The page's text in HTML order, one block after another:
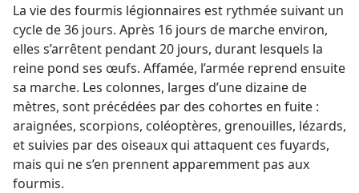
La vie des fourmis légionnaires est rythmée suivant un
cycle de 36 jours. Après 16 jours de marche environ,
elles s’arrêtent pendant 20 jours, durant lesquels la
reine pond ses œufs. Affamée, l’armée reprend ensuite
sa marche. Les colonnes, larges d’une dizaine de
mètres, sont précédées par des cohortes en fuite :
araignées, scorpions, coléoptères, grenouilles, lézards,
et suivies par des oiseaux qui attaquent ces fuyards,
mais qui ne s’en prennent apparemment pas aux
fourmis.